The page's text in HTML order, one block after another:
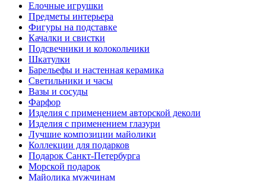
Елочные игрушки
Предметы интерьера
Фигуры на подставке
Качалки и свистки
Подсвечники и колокольчики
Шкатулки
Барельефы и настенная керамика
Светильники и часы
Вазы и сосуды
Фарфор
Изделия с применением авторской деколи
Изделия с применением глазури
Лучшие композиции майолики
Коллекции для подарков
Подарок Санкт-Петербурга
Морской подарок
Майолика мужчинам